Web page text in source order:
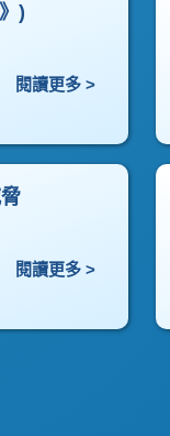
)
閱讀更多 >
閱讀更多 >